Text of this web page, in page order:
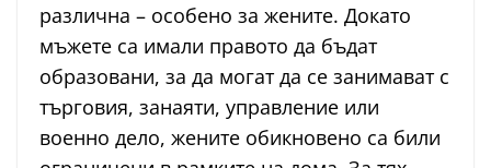
различна – особено за жените. Докато
мъжете са имали правото да бъдат
образовани, за да могат да се занимават с
търговия, занаяти, управление или
военно дело, жените обикновено са били